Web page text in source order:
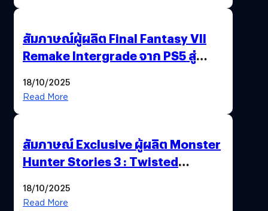
สัมภาษณ์ผู้ผลิต Final Fantasy VII
Remake Intergrade จาก PS5 สู่
18/10/2025
Read More
สัมภาษณ์ Exclusive ผู้ผลิต Monster
Hunter Stories 3 : Twisted
สวยฉ่ำ !
18/10/2025
Read More